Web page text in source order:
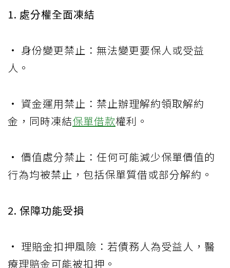
1. 處分權全面凍結
• 身份變更禁止：無法變更要保人或受益
人。
• 資金運用禁止：禁止辦理解約領取解約
金，同時凍結保單借款權利。
• 價值處分禁止：任何可能減少保單價值的
行為均被禁止，包括保單質借或部分解約。
2. 保障功能受損
• 理賠金扣押風險：若債務人為受益人，醫
療理賠金可能被扣押。